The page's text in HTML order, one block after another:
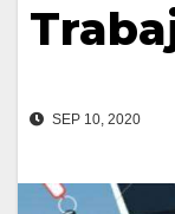
SEP 10, 2020